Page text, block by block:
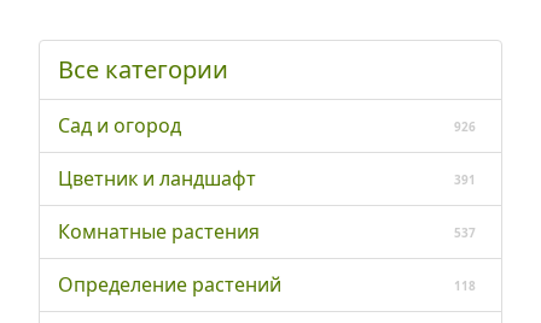
Все категории
Сад и огород 926
Цветник и ландшафт 391
Комнатные растения 537
Определение растений 118